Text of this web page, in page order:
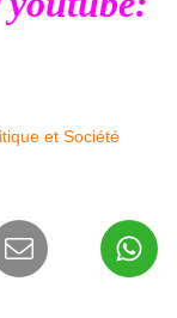
et Société